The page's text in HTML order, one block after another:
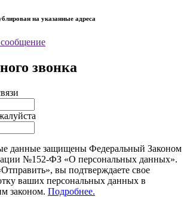
на указанные адреса
звонка
данные защищены Федеральный Законом
№152-ФЗ «О персональных данных».
вы подтверждаете свое
ваших персональных данных в
законом. Подробнее.